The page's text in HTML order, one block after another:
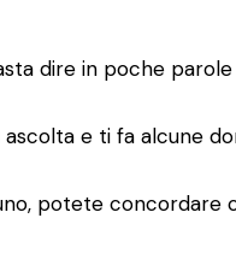
dire in poche
e ti fa alcune
potete concordare